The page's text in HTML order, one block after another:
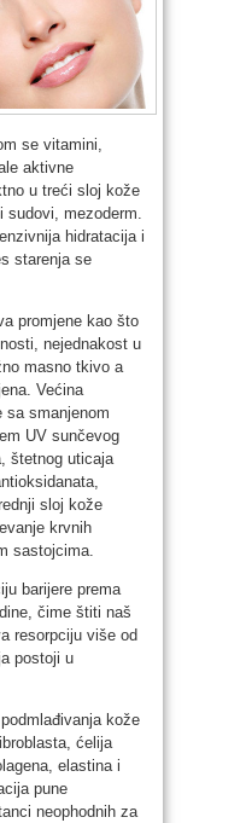
se vitamini,
aktivne
u treći sloj kože
sudovi, mezoderm.
hidratacija i
starenja se
promjene kao što
nejednakost u
masno tkivo a
Većina
sa smanjenom
UV sunčevog
štetnog uticaja
sloj kože
krvnih
sastojcima.
barijere prema
čime štiti naš
resorpciju više od
postoji u
kože
ćelija
elastina i
pune
neophodnih za